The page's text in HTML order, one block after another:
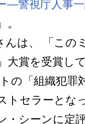
―警視庁人事
。
んは、 「この
大賞を受賞し
の「組織犯罪
トセラーとな
・シーンに定